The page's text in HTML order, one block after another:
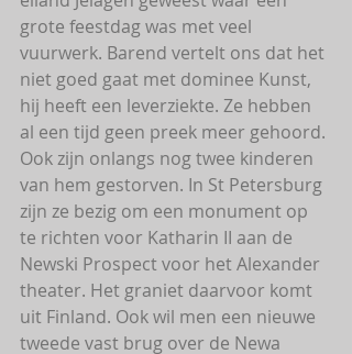
grote feestdag was met veel
vuurwerk. Barend vertelt ons dat het
niet goed gaat met dominee Kunst,
hij heeft een leverziekte. Ze hebben
al een tijd geen preek meer gehoord.
Ook zijn onlangs nog twee kinderen
van hem gestorven. In St Petersburg
zijn ze bezig om een monument op
te richten voor Katharin II aan de
Newski Prospect voor het Alexander
theater. Het graniet daarvoor komt
uit Finland. Ook wil men een nieuwe
tweede vast brug over de Newa